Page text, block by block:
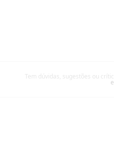
Tem dúvidas, sugestões ou